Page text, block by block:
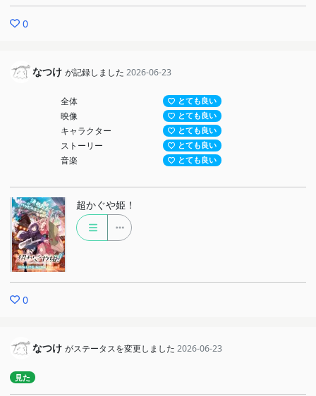
0
なつけ が記録しました 2026-06-23
全体 とても良い
映像 とても良い
キャラクター とても良い
ストーリー とても良い
音楽 とても良い
超かぐや姫！
0
なつけ がステータスを変更しました 2026-06-23
見た